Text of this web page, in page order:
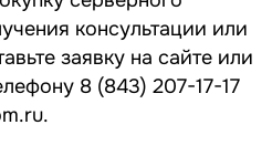
консультации или
заявку на сайте или
8 (843) 207-17-17
.